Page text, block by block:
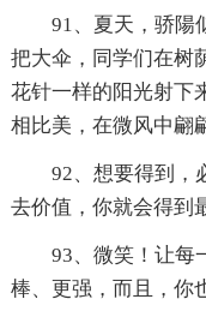
91、夏天，骄陽
把大伞，同学们在树
花针一样的阳光射下
相比美，在微风中翩
92、想要得到，
去价值，你就会得到
93、微笑！让每
棒、更强，而且，你